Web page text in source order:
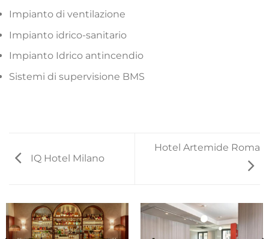
Impianto di ventilazione
Impianto idrico-sanitario
Impianto Idrico antincendio
Sistemi di supervisione BMS
IQ Hotel Milano
Hotel Artemide Roma